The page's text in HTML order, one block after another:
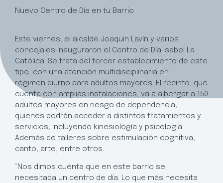
Nuevo Centro de Día en tu Barrio
Este viernes, el alcalde Joaquín Lavín y varios
concejales inauguraron el Centro de Día Isabel La
Católica. Se trata del tercer establecimiento de este
tipo, con una atención multidisciplinaria en
régimen diurno para adultos mayores. El recinto, que
cuenta con amplias instalaciones, va a albergar a 150
adultos mayores en riesgo de dependencia,
quienes podrán acceder a distintos tratamientos y
servicios, incluyendo kinesiología y psicología.
Además de talleres sobre estimulación cognitiva,
canto, arte, entre otros.
“Nos dimos cuenta que en este barrio se
necesitaba un centro de día. Lo que más necesita